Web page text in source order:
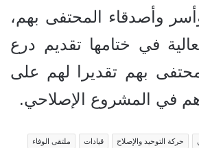
وأصدقاء المحتفى بهم،
في ختامها تقديم درع
بهم تقديرا لهم على
في المشروع الإصلاحي.
حركة التوحيد والإصلاح قيادات ملتقى الوفاء